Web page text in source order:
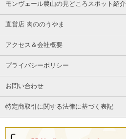
モンヴェール農山の見どころスポット紹介
直営店 肉ののうやま
アクセス＆会社概要
プライバシーポリシー
お問い合わせ
特定商取引に関する法律に基づく表記